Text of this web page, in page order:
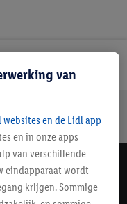
klant
30 dagen bedenktijd
van
en de Lidl app
en in onze apps
van verschillende
eindapparaat wordt
krijgen. Sommige